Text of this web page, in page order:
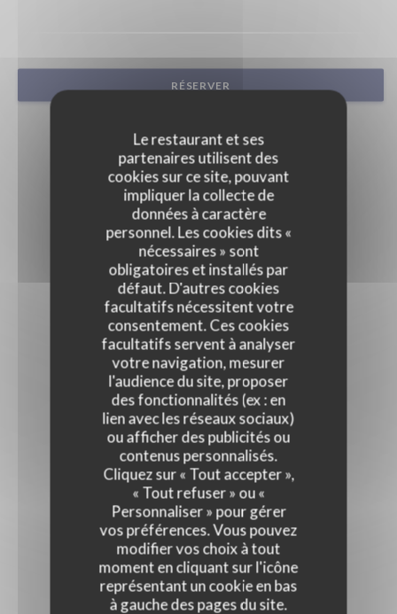
Le restaurant et ses
partenaires utilisent des
cookies sur ce site, pouvant
impliquer la collecte de
données à caractère
personnel. Les cookies dits «
nécessaires » sont
obligatoires et installés par
défaut. D'autres cookies
facultatifs nécessitent votre
consentement. Ces cookies
facultatifs servent à analyser
votre navigation, mesurer
l'audience du site, proposer
des fonctionnalités (ex : en
lien avec les réseaux sociaux)
ou afficher des publicités ou
contenus personnalisés.
Cliquez sur « Tout accepter »,
« Tout refuser » ou «
Personnaliser » pour gérer
vos préférences. Vous pouvez
modifier vos choix à tout
moment en cliquant sur l'icône
représentant un cookie en bas
à gauche des pages du site.
RÉSERVER